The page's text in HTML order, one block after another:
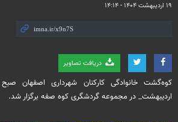
۱۹ اردیبهشت ۱۴۰۴ - ۱۴:۱۴
دریافت تصاویر
کوه‌گشت خانوادگی کارکنان شهرداری اصفهان
اردیبهشت_ در مجموعه گردشگری کوه صفه برگزار شد.